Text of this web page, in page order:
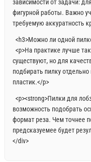
зависимости от задачи:
фигурной работы. Важно
требуемую аккуратность
<h3>Можно ли одной
<p>На практике лучше
существуют, но для
подбирать пилку
пластик.</p>
<p><strong>Пилки для
возможность подобрать
формат реза. Чем точнее
предсказуемее будет
</div>